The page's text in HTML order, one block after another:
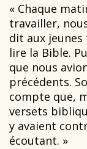
« Chaque
travailler,
dit aux
lire la Bible.
que nous
précédents.
compte que,
versets
y avaient
écoutant. »